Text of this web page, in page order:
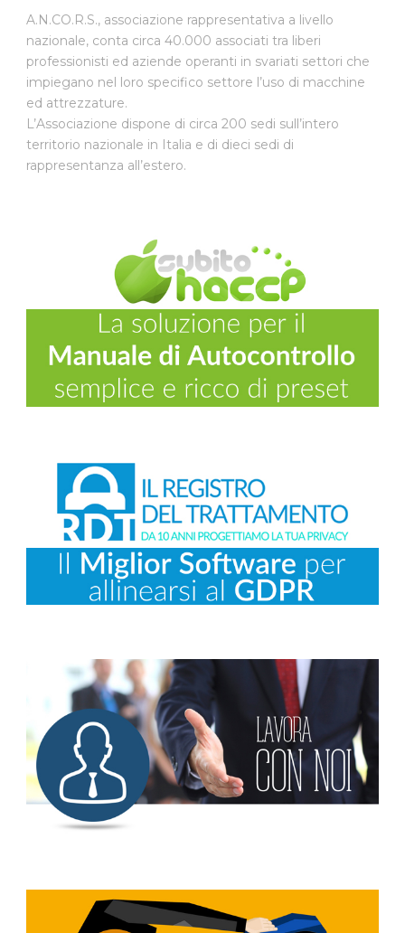
A.N.CO.R.S., associazione rappresentativa a livello
nazionale, conta circa 40.000 associati tra liberi
professionisti ed aziende operanti in svariati settori che
impiegano nel loro specifico settore l’uso di macchine
ed attrezzature.
L’Associazione dispone di circa 200 sedi sull’intero
territorio nazionale in Italia e di dieci sedi di
rappresentanza all’estero.